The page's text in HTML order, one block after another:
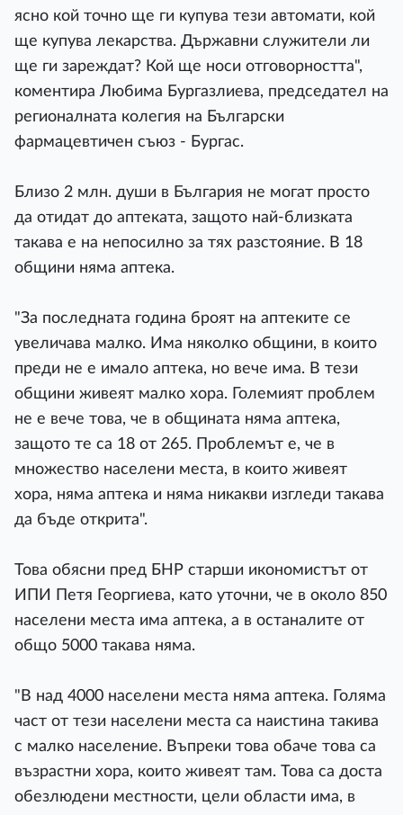
ясно кой точно ще ги купува тези автомати, кой
ще купува лекарства. Държавни служители ли
ще ги зареждат? Кой ще носи отговорността",
коментира Любима Бургазлиева, председател на
регионалната колегия на Български
фармацевтичен съюз - Бургас.
Близо 2 млн. души в България не могат просто
да отидат до аптеката, защото най-близката
такава е на непосилно за тях разстояние. В 18
общини няма аптека.
"За последната година броят на аптеките се
увеличава малко. Има няколко общини, в които
преди не е имало аптека, но вече има. В тези
общини живеят малко хора. Големият проблем
не е вече това, че в общината няма аптека,
защото те са 18 от 265. Проблемът е, че в
множество населени места, в които живеят
хора, няма аптека и няма никакви изгледи такава
да бъде открита".
Това обясни пред БНР старши икономистът от
ИПИ Петя Георгиева, като уточни, че в около 850
населени места има аптека, а в останалите от
общо 5000 такава няма.
"В над 4000 населени места няма аптека. Голяма
част от тези населени места са наистина такива
с малко население. Въпреки това обаче това са
възрастни хора, които живеят там. Това са доста
обезлюдени местности, цели области има, в